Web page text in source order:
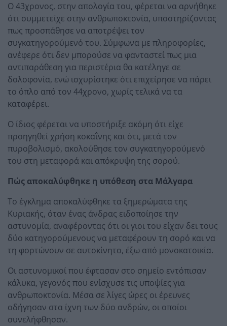
Ο 43χρονος, στην απολογία του, φέρεται να αρνήθηκε
ότι συμμετείχε στην ανθρωποκτονία, υποστηρίζοντας
πως προσπάθησε να αποτρέψει τον
συγκατηγορούμενό του. Σύμφωνα με πληροφορίες,
ανέφερε ότι δεν μπορούσε να φανταστεί πως μια
αντιπαράθεση για περιστέρια θα κατέληγε σε
δολοφονία, ενώ ισχυρίστηκε ότι επιχείρησε να πάρει
το όπλο από τον 44χρονο, χωρίς τελικά να τα
καταφέρει.
Ο ίδιος φέρεται να υποστήριξε ακόμη ότι είχε
προηγηθεί χρήση κοκαΐνης και ότι, μετά τον
πυροβολισμό, ακολούθησε τον συγκατηγορούμενό
του στη μεταφορά και απόκρυψη της σορού.
Πώς αποκαλύφθηκε η υπόθεση στα Μάλγαρα
Το έγκλημα αποκαλύφθηκε τα ξημερώματα της
Κυριακής, όταν ένας άνδρας ειδοποίησε την
αστυνομία, αναφέροντας ότι οι γιοι του είχαν δει τους
δύο κατηγορούμενους να μεταφέρουν τη σορό και να
τη φορτώνουν σε αυτοκίνητο, έξω από μονοκατοικία.
Οι αστυνομικοί που έφτασαν στο σημείο εντόπισαν
κάλυκα, γεγονός που ενίσχυσε τις υποψίες για
ανθρωποκτονία. Μέσα σε λίγες ώρες οι έρευνες
οδήγησαν στα ίχνη των δύο ανδρών, οι οποίοι
συνελήφθησαν.